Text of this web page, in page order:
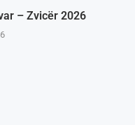
– Zvicër 2026